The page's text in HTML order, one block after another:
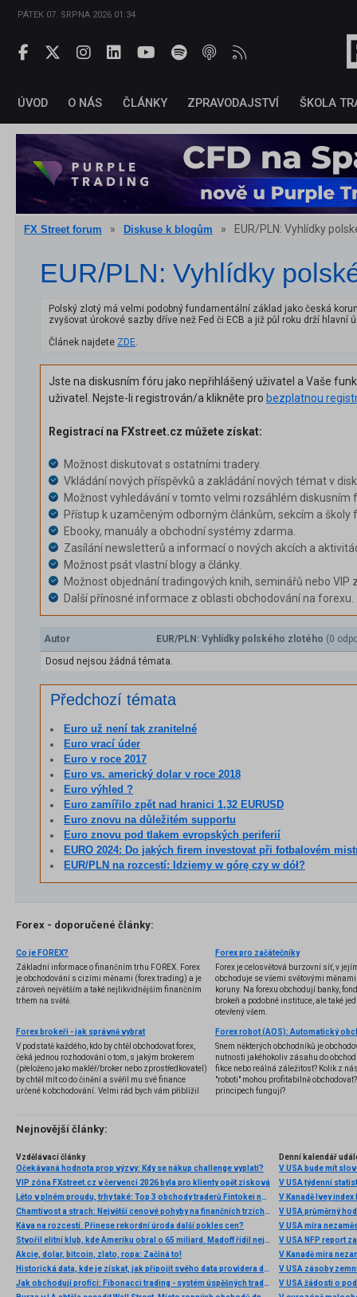
PÁTEK 07. SRPNA 2026 01:34
ÚVOD O NÁS ČLÁNKY ZPRAVODAJSTVÍ ŠKOLA
FX Street forum » Diskuse k blogům » EUR/PLN: Vyhlídky
EUR/PLN: Vyhlídky
Polský zlotý má velmi podobný fundamentální základ jako česká
zvyšovat úrokové sazby dříve než Fed či ECB a již půl roku drží hlavní
Článek najdete ZDE.
Jste na diskusním fóru jako nepřihlášený uživatel a Vaše
uživatel. Nejste-li registrován/a klikněte pro bezplatnou
Registrací na FXstreet.cz můžete získat:
Možnost diskutovat s ostatními tradery.
Vkládání nových příspěvků a zakládání nových témat v
Možnost vyhledávání v tomto velmi rozsáhlém diskusním
Přístup k uzamčeným odborným článkům, sekcím a školy
Ebooky, manuály a obchodní systémy zdarma.
Zasílání newsletterů a informací o nových akcích a
Možnost psát vlastní blogy a články.
Možnost objednání tradingových knih, seminářů nebo VIP
Další přínosné informace z oblasti obchodování na forexu.
Autor EUR/PLN: Vyhlídky polského zlotého (0
Dosud nejsou žádná témata.
Předchozí témata
Euro už není tak zranitelné
Euro vrací úder
Euro v roce 2017
Euro vs. americký dolar v roce 2018
Euro výhled ?
Euro zamířilo zpět nad hranici 1,32 EURUSD
Euro znovu na důležitém supportu
Euro znovu pod tlakem evropských periferií
EURO 2024: Do jakých firem investovat při fotbalovém
EUR/PLN na rozcestí: Idziemy w górę czy w dół?
Forex - doporučené články:
Co je FOREX?
Základní informace o finančním trhu FOREX. Forex
je obchodování s cizími měnami (forex trading) a je
zároveň největším a také nejlikvidnějším finančním
trhem na světě.
Forex pro začátečníky
Forex je celosvětová burzovní síť, v
obchoduje se všemi světovými
koruny. Na forexu obchodují banky,
brokeři a podobné instituce, ale také
otevřený všem.
Forex brokeři - jak správně vybrat
V podstatě každého, kdo by chtěl obchodovat forex,
čeká jednou rozhodování o tom, s jakým brokerem
(přeloženo jako makléř/broker nebo zprostředkovatel)
by chtěl mít co do činění a svěřil mu své finance
určené k obchodování. Velmi rád bych vám přiblížil
několik příkladů nejznámějších z nich.
Snem některých obchodníků je
nutnosti jakéhokoliv zásahu do
fikce nebo reálná záležitost? Kolik z
"roboti" mohou profitabilně
principech fungují?
Nejnovější články:
Vzdělávací články
Očekávaná hodnota prop výzvy: Kdy se nákup challenge vyplatí?
VIP zóna FXstreet.cz v červenci 2026 byla pro klienty opět zisková
Léto v plném proudu, trhy také: Top 3 obchody traderů Fintokei na indexech a zlatě
Chamtivost a strach: Největší cenové pohyby na finančních trzích (červenec 2026)
Káva na rozcestí. Přinese rekordní úroda další pokles cen?
Stvořil elitní klub, kde Ameriku obral o 65 miliard. Madoff řídil největší Ponzi dějin
Akcie, dolar, bitcoin, zlato, ropa: Začíná to!
Historická data, kde je získat, jak připojit svého data providera do MultiCharts a proč je budeme potřebovat? (4. díl)
Jak obchodují profíci: Fibonacci trading - systém úspěšných traderů
Denní kalendář
V USA bude mít
V USA týdenní
V Kanadě Ivey index
V USA průměrný
V USA míra
V USA NFP report
V Kanadě míra
V USA zásoby
V USA žádosti o